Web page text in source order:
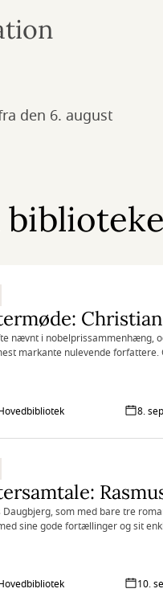
den 6. august
nævnt i nobelprissammenhæng,
markante nulevende
8.
Daugbjerg, som med bare tre
sine gode fortællinger og sit
10.